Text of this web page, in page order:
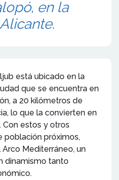
en la
está ubicado en la
que se encuentra en
a 20 kilómetros de
lo que la convierten en
estos y otros
población próximos,
Mediterráneo, un
dinamismo tanto